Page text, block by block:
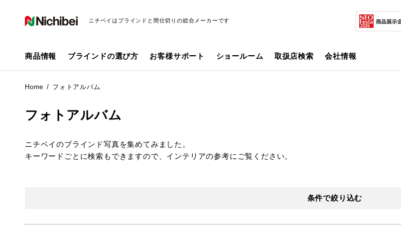
ニチベイはブラインドと間仕切りの総合メーカーです
商品情報 ブラインドの選び方 お客様サポート ショールーム 取扱店検索 会社情報
Home フォトアルバム
フォトアルバム
ニチベイのブラインド写真を集めてみました。
キーワードごとに検索もできますので、インテリアの参考にご覧ください。
条件で絞り込む